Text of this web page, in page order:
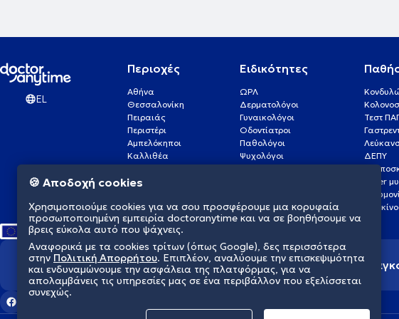
EL
Περιοχές
Αθήνα
Θεσσαλονίκη
Πειραιάς
Περιστέρι
Αμπελόκηποι
Καλλιθέα
Πάτρα
Γλυφάδα
Νέα Σμύρνη
Ειδικότητες
ΩΡΛ
Δερματολόγοι
Γυναικολόγοι
Οδοντίατροι
Παθολόγοι
Ψυχολόγοι
Οφθαλμίατροι
Καρδιολόγοι
Τεστ
ΔΕΠΥ
Laser
Διαμορφώνουμε το μέλλον της υγείας
🍪 Αποδοχή cookies
Χρησιμοποιούμε cookies για να σου προσφέρουμε μια κορυφαία
προσωποποιημένη εμπειρία doctoranytime και να σε βοηθήσουμε να
βρεις εύκολα αυτό που ψάχνεις.
Αναφορικά με τα cookies τρίτων (όπως Google), δες περισσότερα
στην Πολιτική Απορρήτου. Επιπλέον, αναλύουμε την επισκεψιμότητα
και ενδυναμώνουμε την ασφάλεια της πλατφόρμας, για να
απολαμβάνεις τις υπηρεσίες μας σε ένα περιβάλλον που εξελίσσεται
συνεχώς.